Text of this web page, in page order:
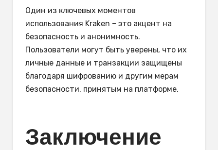
Один из ключевых моментов
использования Kraken – это акцент на
безопасность и анонимность.
Пользователи могут быть уверены, что их
личные данные и транзакции защищены
благодаря шифрованию и другим мерам
безопасности, принятым на платформе.
Заключение